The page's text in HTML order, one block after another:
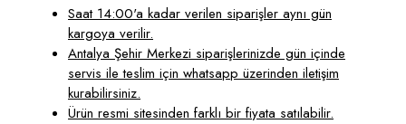
Saat 14:00'a kadar verilen siparişler aynı gün
kargoya verilir.
Antalya Şehir Merkezi siparişlerinizde gün içinde
servis ile teslim için whatsapp üzerinden iletişim
kurabilirsiniz.
Ürün resmi sitesinden farklı bir fiyata satılabilir.